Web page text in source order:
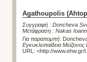
Agathoupolis
Συγγραφή : Doncheva
Μετάφραση : Nakas
Για παραπομπή:
Εγκυκλοπαίδεια
URL: <http://www.ehw.gr/